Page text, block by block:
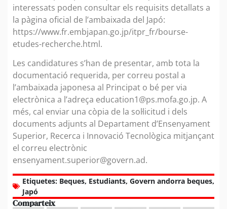
interessats poden consultar els requisits detallats a
la pàgina oficial de l’ambaixada del Japó:
https://www.fr.embjapan.go.jp/itpr_fr/bourse-
etudes-recherche.html.
Les candidatures s’han de presentar, amb tota la
documentació requerida, per correu postal a
l’ambaixada japonesa al Principat o bé per via
electrònica a l’adreça education1@ps.mofa.go.jp. A
més, cal enviar una còpia de la sol·licitud i dels
documents adjunts al Departament d’Ensenyament
Superior, Recerca i Innovació Tecnològica mitjançant
el correu electrònic
ensenyament.superior@govern.ad.
Etiquetes: Beques, Estudiants, Govern andorra beques,
Japó
Comparteix